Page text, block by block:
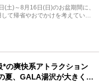
(土)～8月16日(日)のお盆期間に、
て帰省やおでかけを考えている
*の爽快系アトラクション
夏、GALA湯沢が大きく生